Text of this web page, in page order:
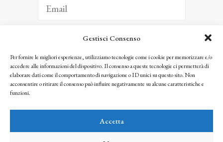
Gestisci Consenso
Per fornire le migliori esperienze, utilizziamo tecnologie come i cookie per memorizzare e/o
accedere alle informazioni del dispositivo. Il consenso a queste tecnologie ci permetterà di
elaborare dati come il comportamento di navigazione o ID unici su questo sito. Non
acconsentire o ritirare il consenso può influire negativamente su alcune caratteristiche e
funzioni.
Accetta
ISCRIVITI
Facendo clic per iscriverti, riconosci che le tue informazioni saranno trattate
seguendo la nostra Privacy Policy
© 2025 Istituto Matteucci. All right reserved
l’autorizzazione scritta dei proprietari dei diritti e dell’Istituto Matteucci